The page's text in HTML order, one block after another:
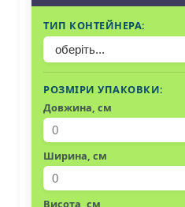
ТИП КОНТЕЙНЕРА:
РОЗМІРИ УПАКОВКИ:
Довжина, см
Ширина, см
Висота, см